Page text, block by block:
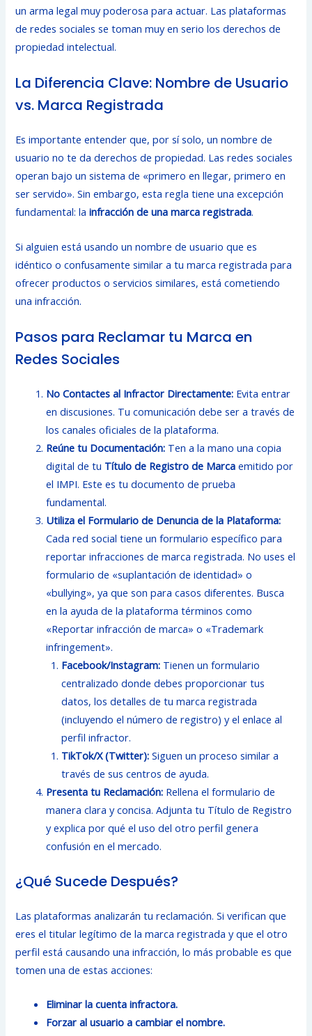
un arma legal muy poderosa para actuar. Las plataformas
de redes sociales se toman muy en serio los derechos de
propiedad intelectual.
La Diferencia Clave: Nombre de Usuario
vs. Marca Registrada
Es importante entender que, por sí solo, un nombre de
usuario no te da derechos de propiedad. Las redes sociales
operan bajo un sistema de «primero en llegar, primero en
ser servido». Sin embargo, esta regla tiene una excepción
fundamental: lainfracción de una marca registrada.
Si alguien está usando un nombre de usuario que es
idéntico o confusamente similar a tu marca registrada para
ofrecer productos o servicios similares, está cometiendo
una infracción.
Pasos para Reclamar tu Marca en
Redes Sociales
No Contactes al Infractor Directamente: Evita entrar
en discusiones. Tu comunicación debe ser a través de
los canales oficiales de la plataforma.
Reúne tu Documentación: Ten a la mano una copia
digital de tu Título de Registro de Marca emitido por
el IMPI. Este es tu documento de prueba
fundamental.
Utiliza el Formulario de Denuncia de la Plataforma:
Cada red social tiene un formulario específico para
reportar infracciones de marca registrada. No uses el
formulario de «suplantación de identidad» o
«bullying», ya que son para casos diferentes. Busca
en la ayuda de la plataforma términos como
«Reportar infracción de marca» o «Trademark
infringement».
Facebook/Instagram: Tienen un formulario
centralizado donde debes proporcionar tus
datos, los detalles de tu marca registrada
(incluyendo el número de registro) y el enlace al
perfil infractor.
TikTok/X (Twitter): Siguen un proceso similar a
través de sus centros de ayuda.
Presenta tu Reclamación: Rellena el formulario de
manera clara y concisa. Adjunta tu Título de Registro
y explica por qué el uso del otro perfil genera
confusión en el mercado.
¿Qué Sucede Después?
Las plataformas analizarán tu reclamación. Si verifican que
eres el titular legítimo de la marca registrada y que el otro
perfil está causando una infracción, lo más probable es que
tomen una de estas acciones:
Eliminar la cuenta infractora.
Forzar al usuario a cambiar el nombre.